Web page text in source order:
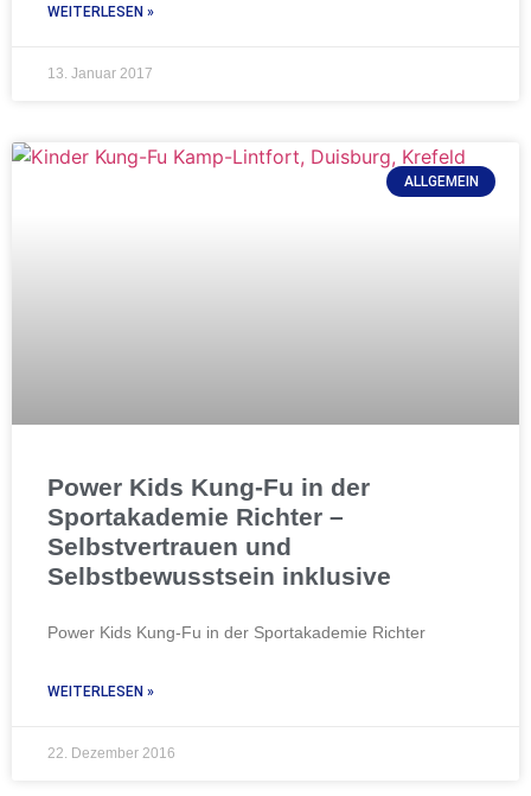
WEITERLESEN »
13. Januar 2017
ALLGEMEIN
Power Kids Kung-Fu in der
Sportakademie Richter –
Selbstvertrauen und
Selbstbewusstsein inklusive
Power Kids Kung-Fu in der Sportakademie Richter
WEITERLESEN »
22. Dezember 2016